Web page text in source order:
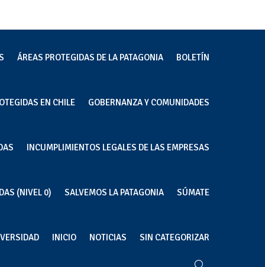
ÁREAS PROTEGIDAS DE LA PATAGONIA BOLETÍN
EN CHILE GOBERNANZA Y COMUNIDADES
INCUMPLIMIENTOS LEGALES DE LAS EMPRESAS
(NIVEL 0) SALVEMOS LA PATAGONIA SÚMATE
INICIO NOTICIAS SIN CATEGORIZAR